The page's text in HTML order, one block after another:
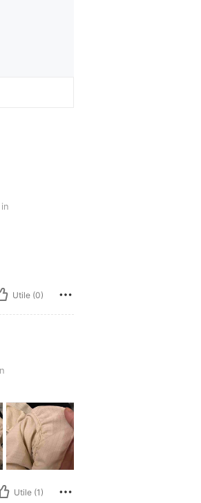
Hanches: 109 cm / 43 in, Couleur: Nude, Taille: S
Utile (0)
Couleur: Nude, Taille: S
Utile (1)